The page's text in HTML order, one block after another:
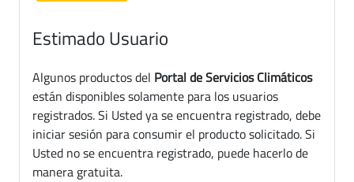
Estimado Usuario
Algunos productos del Portal de Servicios Climáticos
están disponibles solamente para los usuarios
registrados. Si Usted ya se encuentra registrado, debe
iniciar sesión para consumir el producto solicitado. Si
Usted no se encuentra registrado, puede hacerlo de
manera gratuita.